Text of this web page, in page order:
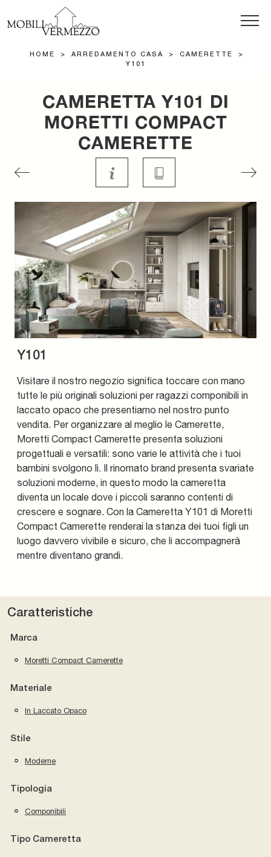
HOME > ARREDAMENTO CASA > CAMERETTE
>
Y101
CAMERETTA Y101 DI
MORETTI COMPACT
CAMERETTE
Y101
Visitare il nostro negozio significa toccare con mano
tutte le più originali soluzioni per ragazzi componibili in
laccato opaco che presentiamo nel nostro punto
vendita. Per organizzare al meglio le Camerette,
Moretti Compact Camerette presenta soluzioni
progettuali e versatili: sono varie le attività che i tuoi
bambini svolgono lì. Il rinomato brand presenta svariate
soluzioni moderne, in questo modo la cameretta
diventa un locale dove i piccoli saranno contenti di
crescere e sognare. Con la Cameretta Y101 di Moretti
Compact Camerette renderai la stanza dei tuoi figli un
luogo davvero vivibile e sicuro, che li accompagnerà
mentre diventano grandi.
Caratteristiche
Marca
Moretti Compact Camerette
Materiale
In Laccato Opaco
Stile
Moderne
Tipologia
Componibili
Tipo Cameretta